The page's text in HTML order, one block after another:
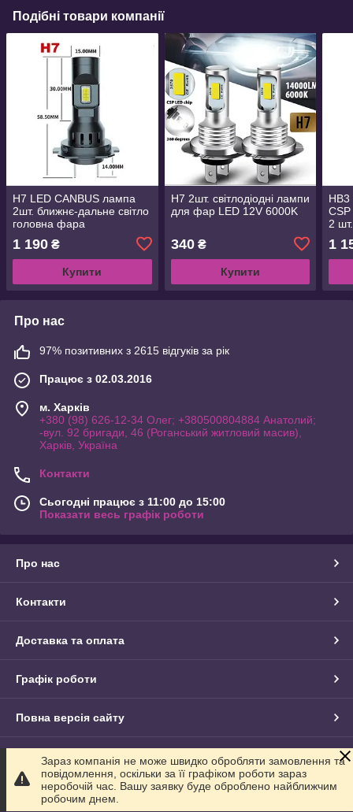
Подібні товари компанії
H7 LED CANBUS лампа
2шт. ближнє-дальне світло
головна фара
1 190 ₴
Купити
H7 2шт. світлодіодні лампи
для фар LED 12V 6000K
340₴
Купити
2
1
Про нас
97% позитивних з 2615 відгуків за рік
Працює з 02.03.2016
м. Харків
+380 (98) 626-12-34 Олег; +380500804884 Анатолий;
-вул. 92 бригади, 46 (Роганський житловий масив),
Харків, Україна
Контакти
Сьогодні працює з 11:00 до 15:00
Показати весь графік роботи
Про нас
Контакти
Доставка та оплата
Графік роботи
Повна версія сайту
Сайт створено на маркетплейсі Prom.ua
Політика конфіденційності
Зараз компанія не може швидко обробляти замовлення та
повідомлення, оскільки за її графіком роботи зараз
неробочій час. Вашу заявку буде оброблено найближчим
робочим днем.